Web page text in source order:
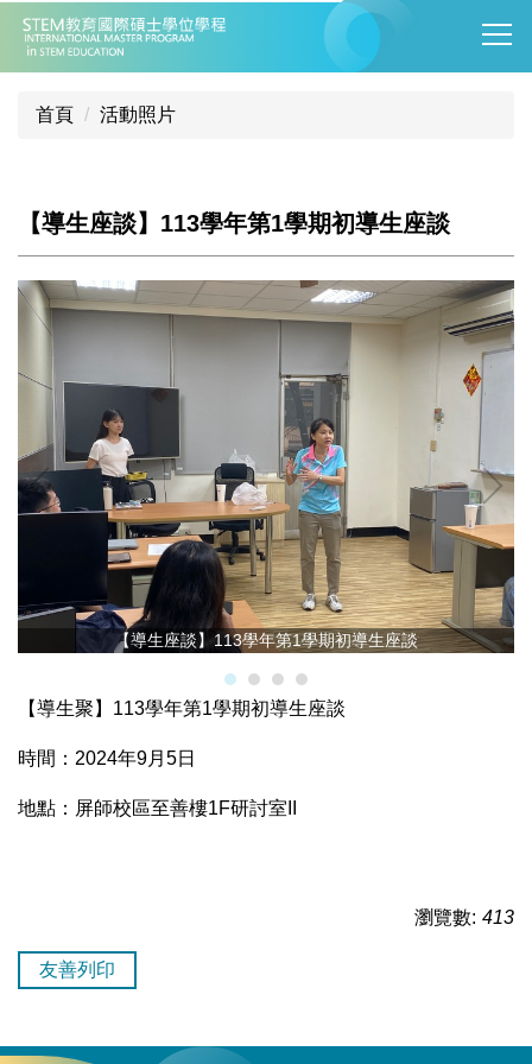
跳
到
主
首頁 活動照片
【導生座談】113學年第1學期初導生座談
【導生座談】113學年第1學期初導生座談
【導生聚】113學年第1學期初導生座談
時間：2024年9月5日
地點：屏師校區至善樓1F研討室II
瀏覽數: 413
友善列印